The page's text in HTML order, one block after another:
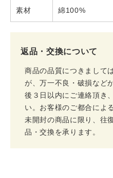
素材 綿100%
返品・交換について
商品の品質につきまして
が、万一不良・破損など
後３日以内にご連絡頂き
い。お客様のご都合によ
未開封の商品に限り、往
品・交換を承ります。